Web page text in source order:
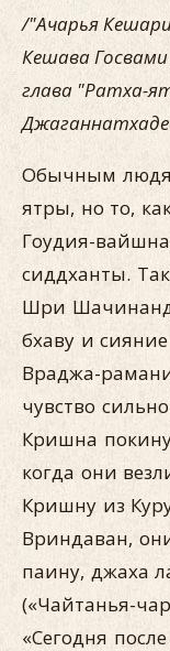
/"Ачарья
Кешава
глава "Ратха-
Обычным
ятры, но то,
Гоудия-
сиддханты.
Шри
бхаву и
Враджа-
чувство
Кришна
когда они
Кришну из
Вриндаван,
паину, джаха
(«Чайтанья-
«Сегодня